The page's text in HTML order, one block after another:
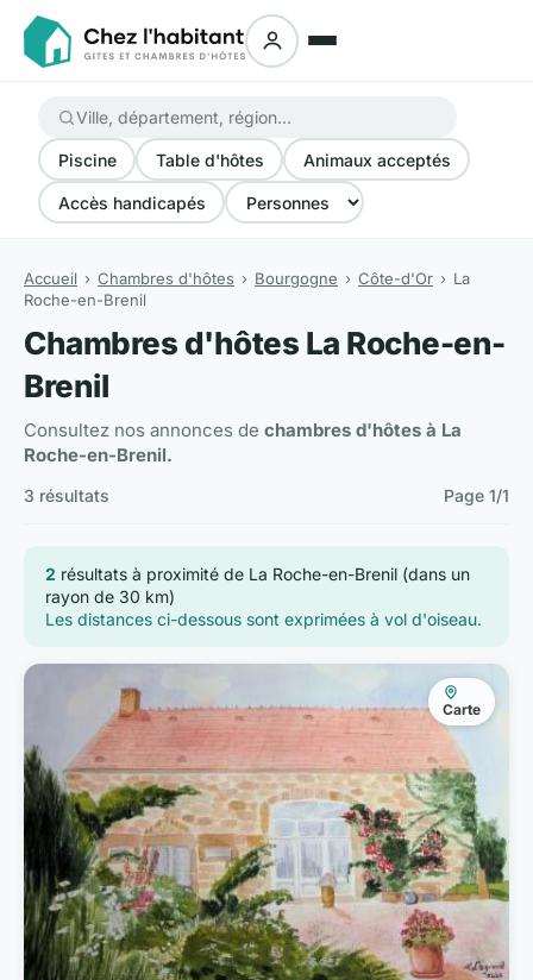
Piscine Table d'hôtes Animaux acceptés
Accès handicapés
Accueil Chambres d'hôtes Bourgogne Côte-d'Or
La
Roche-en-Brenil
Chambres d'hôtes La Roche-en-
Brenil
Consultez nos annonces de chambres d'hôtes à La
Roche-en-Brenil.
3 résultats Page 1/1
2 résultats à proximité de La Roche-en-Brenil (dans un
rayon de 30 km)
Les distances ci-dessous sont exprimées à vol d'oiseau.
Carte